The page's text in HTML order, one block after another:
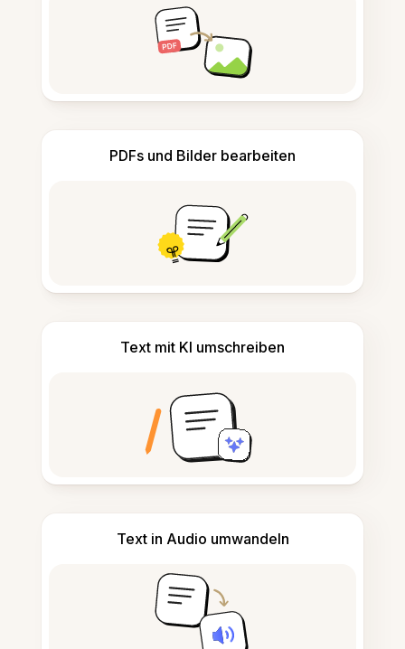
PDFs und Bilder bearbeiten
Text mit KI umschreiben
Text in Audio umwandeln